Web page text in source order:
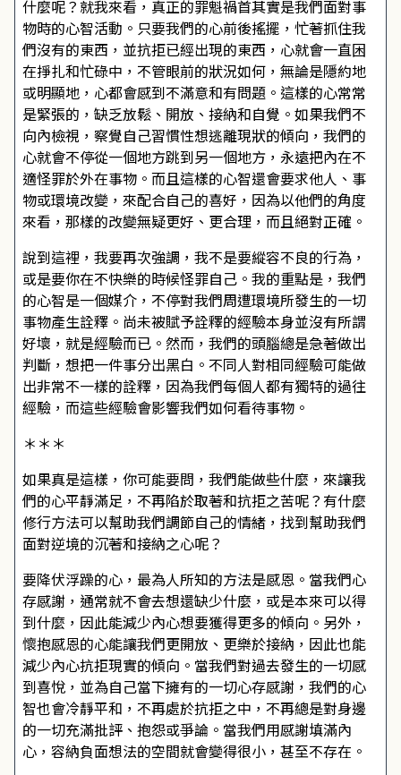
什麼呢？就我來看，真正的罪魁禍首其實是我們面對事
物時的心智活動。只要我們的心前後搖擺，忙著抓住我
們沒有的東西，並抗拒已經出現的東西，心就會一直困
在掙扎和忙碌中，不管眼前的狀況如何，無論是隱約地
或明顯地，心都會感到不滿意和有問題。這樣的心常常
是緊張的，缺乏放鬆、開放、接納和自覺。如果我們不
向內檢視，察覺自己習慣性想逃離現狀的傾向，我們的
心就會不停從一個地方跳到另一個地方，永遠把內在不
適怪罪於外在事物。而且這樣的心智還會要求他人、事
物或環境改變，來配合自己的喜好，因為以他們的角度
來看，那樣的改變無疑更好、更合理，而且絕對正確。
說到這裡，我要再次強調，我不是要縱容不良的行為，
或是要你在不快樂的時候怪罪自己。我的重點是，我們
的心智是一個媒介，不停對我們周遭環境所發生的一切
事物產生詮釋。尚未被賦予詮釋的經驗本身並沒有所謂
好壞，就是經驗而已。然而，我們的頭腦總是急著做出
判斷，想把一件事分出黑白。不同人對相同經驗可能做
出非常不一樣的詮釋，因為我們每個人都有獨特的過往
經驗，而這些經驗會影響我們如何看待事物。
＊＊＊
如果真是這樣，你可能要問，我們能做些什麼，來讓我
們的心平靜滿足，不再陷於取著和抗拒之苦呢？有什麼
修行方法可以幫助我們調節自己的情緒，找到幫助我們
面對逆境的沉著和接納之心呢？
要降伏浮躁的心，最為人所知的方法是感恩。當我們心
存感謝，通常就不會去想還缺少什麼，或是本來可以得
到什麼，因此能減少內心想要獲得更多的傾向。另外，
懷抱感恩的心能讓我們更開放、更樂於接納，因此也能
減少內心抗拒現實的傾向。當我們對過去發生的一切感
到喜悅，並為自己當下擁有的一切心存感謝，我們的心
智也會冷靜平和，不再處於抗拒之中，不再總是對身邊
的一切充滿批評、抱怨或爭論。當我們用感謝填滿內
心，容納負面想法的空間就會變得很小，甚至不存在。